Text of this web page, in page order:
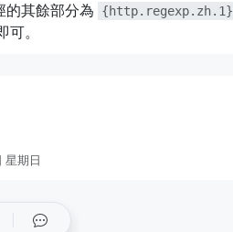
的其餘部分為 {http.regexp.zh.1}
可。
期日